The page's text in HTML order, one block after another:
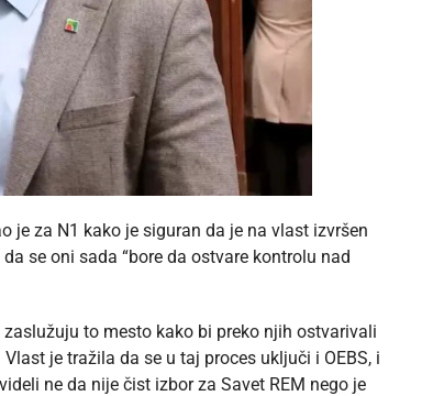
je za N1 kako je siguran da je na vlast izvršen
se oni sada “bore da ostvare kontrolu nad
to mesto kako bi preko njih ostvarivali
je tražila da se u taj proces uključi i OEBS, i
ne da nije čist izbor za Savet REM nego je